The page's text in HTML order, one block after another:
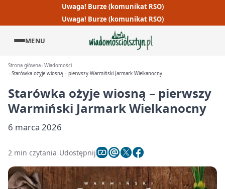
Uwaga! Burze (komunikat RSO)
Uwaga! Burze (komunikat RSO)
MENU
Strona główna Wiadomości
Starówka ożyje wiosną – pierwszy Warmiński Jarmark Wielkanocny
Starówka ożyje wiosną – pierwszy
Warmiński Jarmark Wielkanocny
6 marca 2026
2 min czytania Udostępnij